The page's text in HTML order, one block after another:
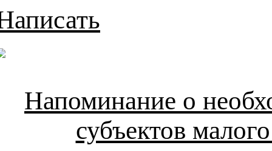
Напоминание о
субъектов